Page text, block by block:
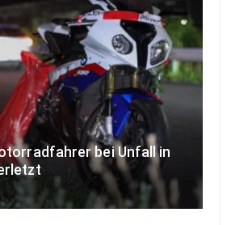
bei Unfall in